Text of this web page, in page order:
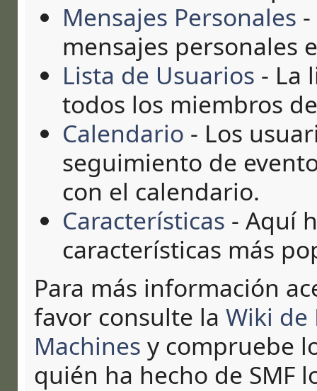
Mensajes Personales
mensajes personales
Lista de Usuarios - La
todos los miembros
Calendario - Los
seguimiento de
con el calendario.
Características - Aquí
características más
Para más información
favor consulte laWiki de
Machines y compruebe
quién ha hecho de SMF